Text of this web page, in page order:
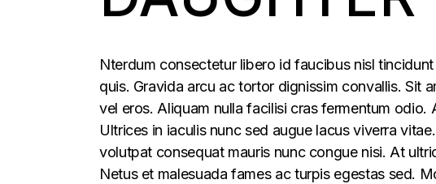
Nterdum consectetur libero id faucibus nisl
quis. Gravida arcu ac tortor dignissim convallis. Sit
vel eros. Aliquam nulla facilisi cras fermentum
Ultrices in iaculis nunc sed augue lacus viverra
volutpat consequat mauris nunc congue nisi. At
Netus et malesuada fames ac turpis egestas sed.